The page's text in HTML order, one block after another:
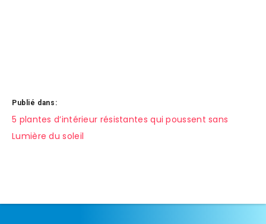
Publié dans:
Navigation
de
5 plantes d’intérieur résistantes qui poussent sans
Lumière du soleil